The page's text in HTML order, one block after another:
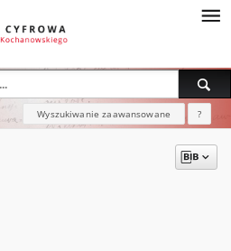
Wyszukiwanie zaawansowane ?